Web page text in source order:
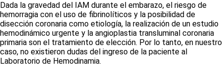
Dada la gravedad del IAM durante el embarazo, el riesgo de
hemorragia con el uso de fibrinolíticos y la posibilidad de
disección coronaria como etiología, la realización de un estudio
hemodinámico urgente y la angioplastia transluminal coronaria
primaria son el tratamiento de elección. Por lo tanto, en nuestro
caso, no existieron dudas del ingreso de la paciente al
Laboratorio de Hemodinamia.